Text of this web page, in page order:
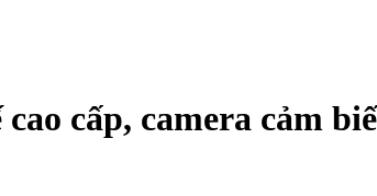
cấp, camera cảm